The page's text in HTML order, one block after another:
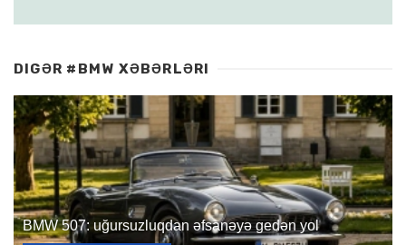
DIGƏR #BMW XƏBƏRLƏRI
BMW 507: uğursuzluqdan əfsanəyə gedən yol